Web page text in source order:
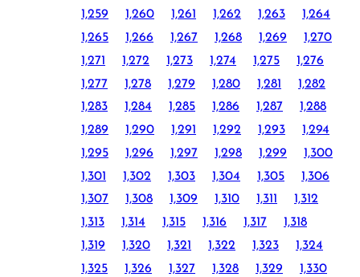
1,259 1,260 1,261 1,262 1,263
1,264
1,265
1,266 1,267 1,268 1,269
1,270
1,271
1,272 1,273 1,274 1,275
1,276
1,277
1,278 1,279 1,280 1,281
1,282
1,283
1,284 1,285 1,286 1,287
1,288
1,289
1,290 1,291 1,292 1,293
1,294
1,295
1,296 1,297 1,298 1,299
1,300
1,301
1,302 1,303 1,304 1,305
1,306
1,307
1,308 1,309 1,310 1,311
1,312
1,313
1,314 1,315 1,316 1,317
1,318
1,319
1,320 1,321 1,322 1,323
1,324
1,325
1,326 1,327 1,328 1,329
1,330